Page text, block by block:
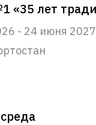
- 24 июня 2027